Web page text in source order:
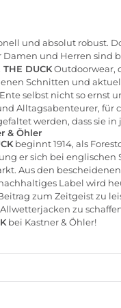
und absolut robust.
Damen und Herren sind
THE DUCKOutdoorwear,
Schnitten und
selbst nicht so ernst
Alltagsabenteurer, für
werden, dass sie in
& Öhler
beginnt 1914, als
er sich bei
Aus den
Label wird
zum Zeitgeist zu
zu
bei Kastner & Öhler!